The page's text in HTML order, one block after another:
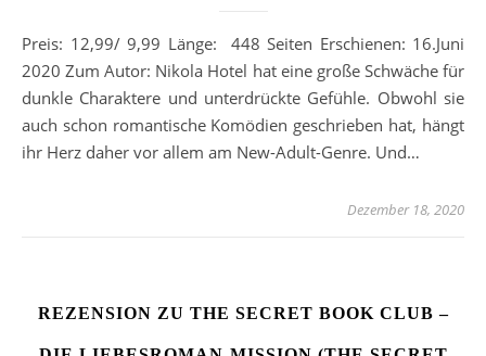
Preis: 12,99/ 9,99 Länge: 448 Seiten Erschienen: 16.Juni
2020 Zum Autor: Nikola Hotel hat eine große Schwäche für
dunkle Charaktere und unterdrückte Gefühle. Obwohl sie
auch schon romantische Komödien geschrieben hat, hängt
ihr Herz daher vor allem am New-Adult-Genre. Und…
Dezember 18, 2020
REZENSION ZU THE SECRET BOOK CLUB –